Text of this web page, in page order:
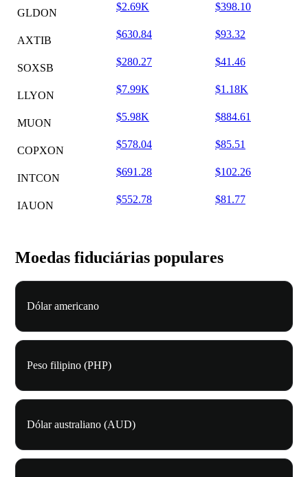
GLDON
$2.69K $398.10
AXTIB
$630.84 $93.32
SOXSB
$280.27 $41.46
LLYON
$7.99K $1.18K
MUON
$5.98K $884.61
COPXON
$578.04 $85.51
INTCON
$691.28 $102.26
IAUON
$552.78 $81.77
Moedas fiduciárias populares
Dólar americano
Peso filipino (PHP)
Dólar australiano (AUD)